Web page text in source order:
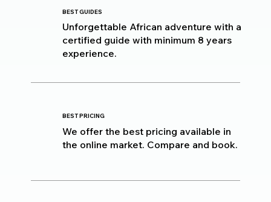
BEST GUIDES
Unforgettable African adventure with a
certified guide with minimum 8 years
experience.
BEST PRICING
We offer the best pricing available in
the online market. Compare and book.